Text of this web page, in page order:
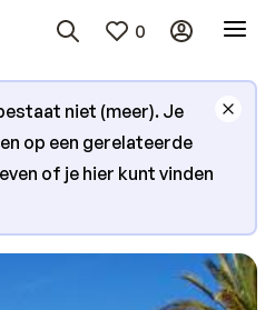
0
niet (meer). Je
op een gerelateerde
of je hier kunt vinden